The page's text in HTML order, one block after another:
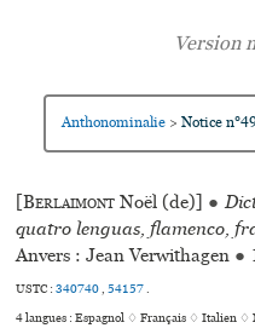
Anthonominalie > Notice
[Berlaimont Noël (de)] ●
quatro lenguas, flamenco,
Anvers : Jean Verwithagen ●
USTC :340740,54157.
4 langues :Espagnol ♢Français ♢Italien ♢